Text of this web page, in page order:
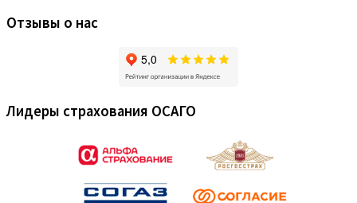
Отзывы о нас
Лидеры страхования ОСАГО